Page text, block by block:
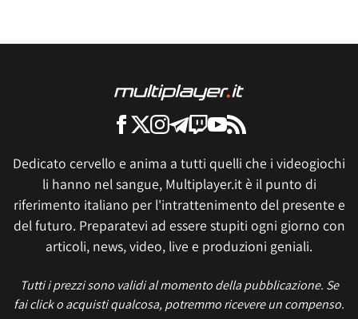
Dedicato cervello e anima a tutti quelli che i videogiochi
li hanno nel sangue, Multiplayer.it è il punto di
riferimento italiano per l'intrattenimento del presente e
del futuro. Preparatevi ad essere stupiti ogni giorno con
articoli, news, video, live e produzioni geniali.
Tutti i prezzi sono validi al momento della pubblicazione. Se
fai click o acquisti qualcosa, potremmo ricevere un compenso.